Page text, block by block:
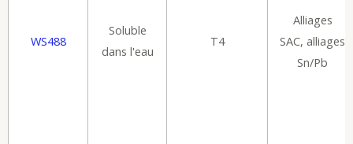
WS488
Soluble
dans l'eau
T4
Alliages
SAC, alliages
Sn/Pb